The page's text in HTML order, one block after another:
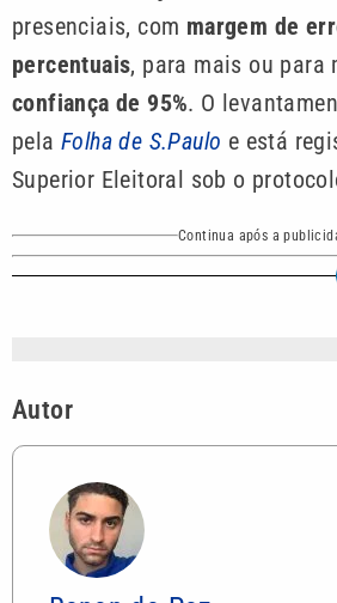
presenciais, com margem de
percentuais, para mais ou para
confiança de 95%. O
pela Folha de S.Paulo e está
Superior Eleitoral sob o
Continua após a
Autor